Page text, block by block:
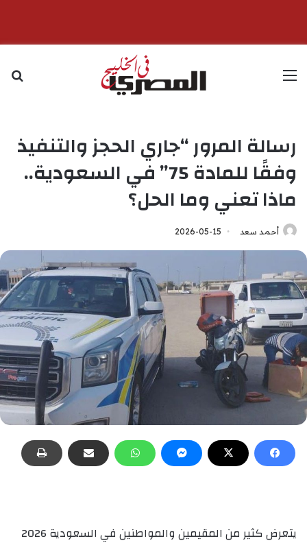
القائمة
رسالة المرور “جاري الحجز والتنفيذ
وفقًا للمادة 75” في السعودية..
ماذا تعني وما الحل؟
أحمد سعد 2026-05-15
يتعرض كثير من المقيمين والمواطنين في السعودية 2026